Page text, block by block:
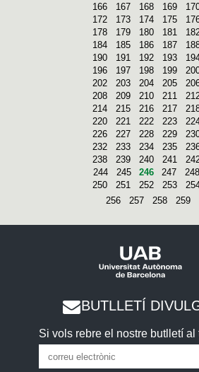
166
167 168 169
172
173 174 175
178
179 180 181
184
185 186 187
190
191 192 193
196
197 198 199
202
203 204 205
208
209 210 211
214
215 216 217
220
221 222 223
226
227 228 229
232
233 234 235
238
239 240 241
244
245 246 247 248
250
251 252 253
256
257 258 259
BUTLLETÍ
Si vols rebre el nostre butlletí al